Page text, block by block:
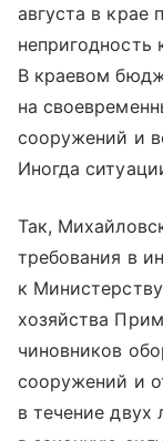
августа в крае
непригодность
В краевом
на
сооружений и
Иногда
Так,
требования в
к
хозяйства
чиновников
сооружений и
в течение двух